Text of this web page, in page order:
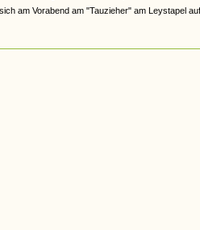
am Vorabend am "Tauzieher" am Leystapel